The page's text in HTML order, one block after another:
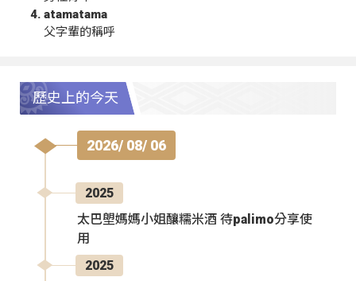
atamatama
父字輩的稱呼
歷史上的今天
2026/ 08/ 06
2025
太巴塱媽媽小姐釀糯米酒 待palimo分享使
用
2025